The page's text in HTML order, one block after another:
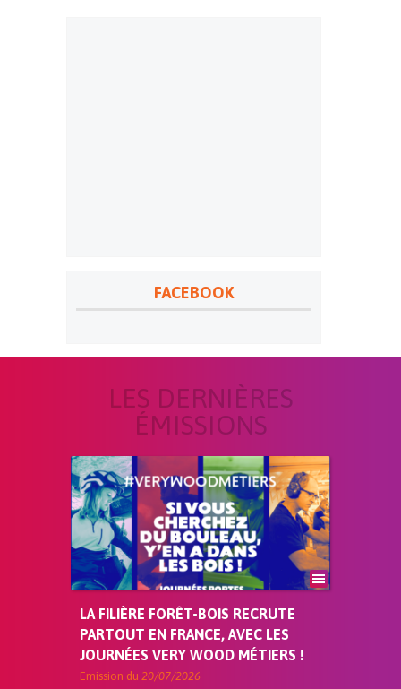
FACEBOOK
LES DERNIÈRES
ÉMISSIONS
LA FILIÈRE FORÊT-BOIS RECRUTE
PARTOUT EN FRANCE, AVEC LES
JOURNÉES VERY WOOD MÉTIERS !
Emission du 20/07/2026